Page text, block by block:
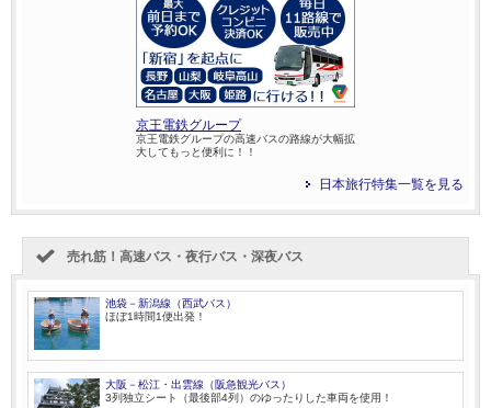
京王電鉄グループ
京王電鉄グループの高速バスの路線が大幅拡
大してもっと便利に！！
日本旅行特集一覧を見る
売れ筋！高速バス・夜行バス・深夜バス
池袋－新潟線（西武バス）
ほぼ1時間1便出発！
大阪－松江・出雲線（阪急観光バス）
3列独立シート（最後部4列）のゆったりした車両を使用！